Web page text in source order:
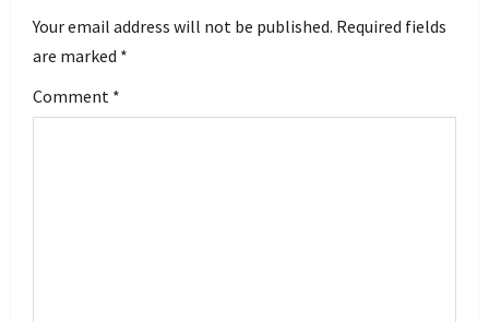
i
g
a
Your email address will not be published. Required fields
are marked *
Comment *